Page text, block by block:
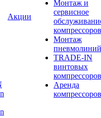
Акции
Монтаж и
сервисное
компрессоров
Монтаж
пневмолиний
TRADE-IN
винтовых
компрессоров
Аренда
компрессоров